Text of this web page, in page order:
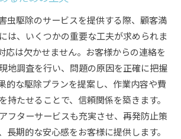
虫駆除のサービスを提供する際、顧客満
は、いくつかの重要な工夫が求められま
応は欠かせません。お客様からの連絡を
地調査を行い、問題の原因を正確に把握
的な駆除プランを提案し、作業内容や費
持たせることで、信頼関係を築きます。
フターサービスも充実させ、再発防止策
長期的な安心感をお客様に提供します。